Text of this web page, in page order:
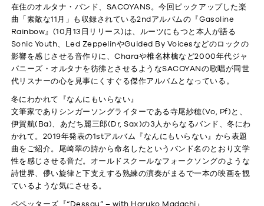
在住のオルタナ・バンド、SACOYANS。今回ピックアップした楽
曲「素敵な11月」も収録されている2ndアルバムの『Gasoline
Rainbow』(10月13日リリース)は、ルーツにもつと本人が語る
Sonic Youth、Led ZeppelinやGuided By Voicesなどのロックの
影響を感じさせる音作りに、Charaや椎名林檎など2000年代ジャ
パニーズ・オルタナを彷彿とさせるようなSACOYANの歌唱が同世
代リスナーの心を見事にくすぐる傑作アルバムとなっている。
冬にわかれて『なんにもいらない』
文筆家でありシンガーソングライターである寺尾紗穂(Vo, Pf)と、
伊賀航(Ba)、あだち麗三郎(Dr, Sax)の3人からなるバンド、冬にわ
かれて。2019年発表の1stアルバム『なんにもいらない』から表題
曲をご紹介。尾崎翠の詩から命名したというバンド名のとおり文学
性を感じさせる音だ。オールドスクールなフォークソングのような
詩世界、儚い旋律と下支えする熟練の演奏がまるで一本の映画を観
ているような気にさせる。
ペペッターズ『“Dessau” – with Haruko Madachi』